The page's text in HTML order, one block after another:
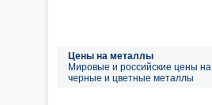
Цены на металлы
Мировые и российские цены на
черные и цветные металлы